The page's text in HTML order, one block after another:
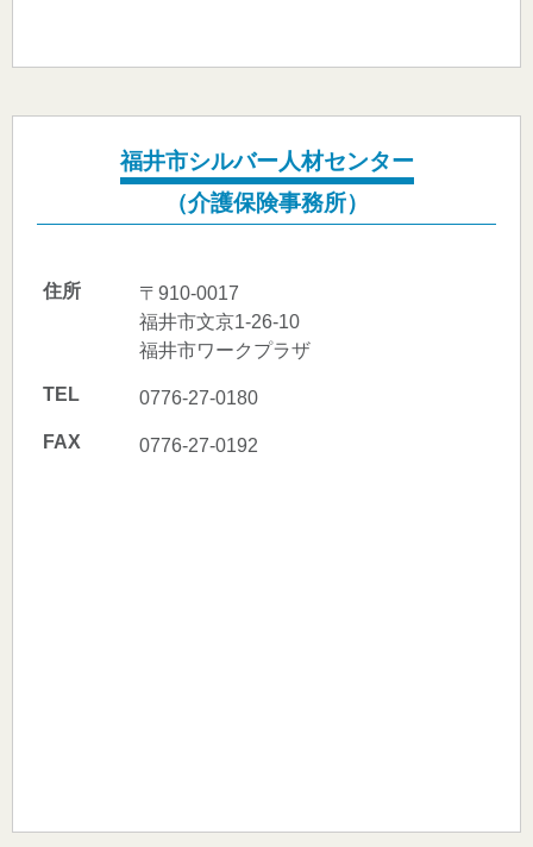
福井市シルバー人材センター
（介護保険事務所）
住所
〒910-0017
福井市文京1-26-10
福井市ワークプラザ
TEL 0776-27-0180
FAX 0776-27-0192